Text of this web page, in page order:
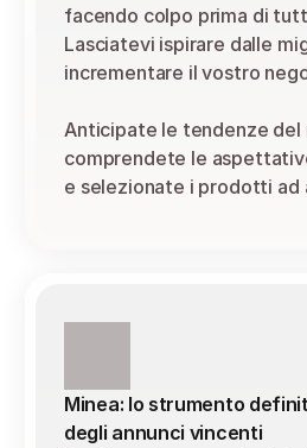
facendo colpo prima di
Lasciatevi ispirare dalle
incrementare il vostro
Anticipate le tendenze del
comprendete le
e selezionate i prodotti ad
Minea: lo strumento
degli annunci vincenti